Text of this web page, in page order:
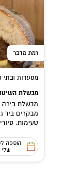
רמת מדבר
מסעדות ובתי
מבשלת
מבשלת בירה
מבקרים ביר
טעימות.
הוספה
שלי